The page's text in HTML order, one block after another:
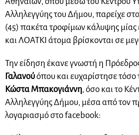
Αλληλεγγύης του Δήμου, παρείχε
(45) πακέτα τροφίμων κάλυψης μίας
και ΛΟΑΤΚΙ άτομα βρίσκονται σε
Την είδηση έκανε γνωστή η
Γαλανούόπου και ευχαρίστησε
Κώστα Μπακογιάννη, όσο και το
Αλληλεγγύης Δήμου, μέσα από τον
λογαριασμό στο facebook: